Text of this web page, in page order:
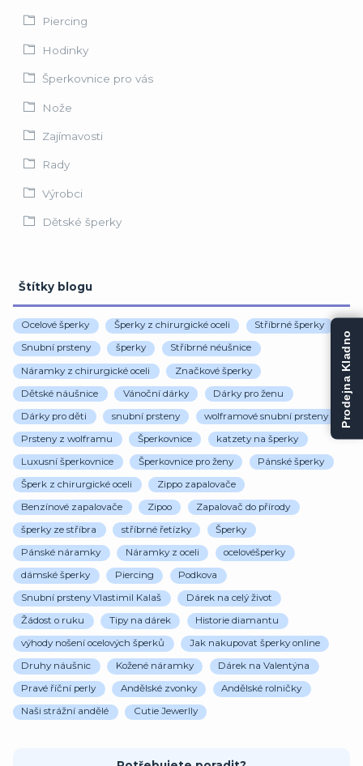
Piercing
Hodinky
Šperkovnice pro vás
Nože
Zajímavosti
Rady
Výrobci
Dětské šperky
Štítky blogu
Ocelové šperky Šperky z chirurgické oceli Stříbrné šperky
Snubní prsteny šperky Stříbrné néušnice
Náramky z chirurgické oceli Značkové šperky
Dětské náušnice Vánoční dárky Dárky pro ženu
Dárky pro děti snubní prsteny wolframové snubní prsteny
Prsteny z wolframu Šperkovnice katzety na šperky
Luxusní šperkovnice Šperkovnice pro ženy Pánské šperky
Šperk z chirurgické oceli Zippo zapalovače
Benzínové zapalovače Zipoo Zapalovač do přírody
šperky ze stříbra stříbrné řetízky Šperky
Pánské náramky Náramky z oceli ocelovéšperky
dámské šperky Piercing Podkova
Snubní prsteny Vlastimil Kalaš Dárek na celý život
Žádost o ruku Tipy na dárek Historie diamantu
výhody nošení ocelových šperků Jak nakupovat šperky online
Druhy náušnic Kožené náramky Dárek na Valentýna
Pravé říční perly Andělské zvonky Andělské rolničky
Naši strážní andělé Cutie Jewerlly
Prodejna Kladno